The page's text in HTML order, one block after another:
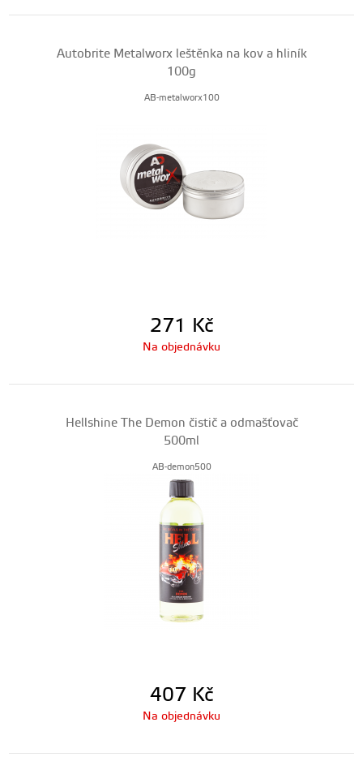
Autobrite Metalworx leštěnka na kov a hliník
100g
AB-metalworx100
271 Kč
Na objednávku
Hellshine The Demon čistič a odmašťovač
500ml
AB-demon500
407 Kč
Na objednávku